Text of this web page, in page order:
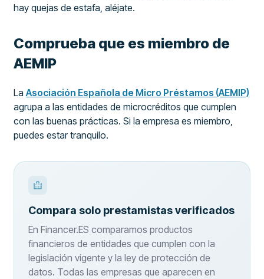
hay quejas de estafa, aléjate.
Comprueba que es miembro de
AEMIP
LaAsociación Española de Micro Préstamos (AEMIP)
agrupa a las entidades de microcréditos que cumplen
con las buenas prácticas. Si la empresa es miembro,
puedes estar tranquilo.
Compara solo prestamistas verificados
En Financer.ES comparamos productos
financieros de entidades que cumplen con la
legislación vigente y la ley de protección de
datos. Todas las empresas que aparecen en